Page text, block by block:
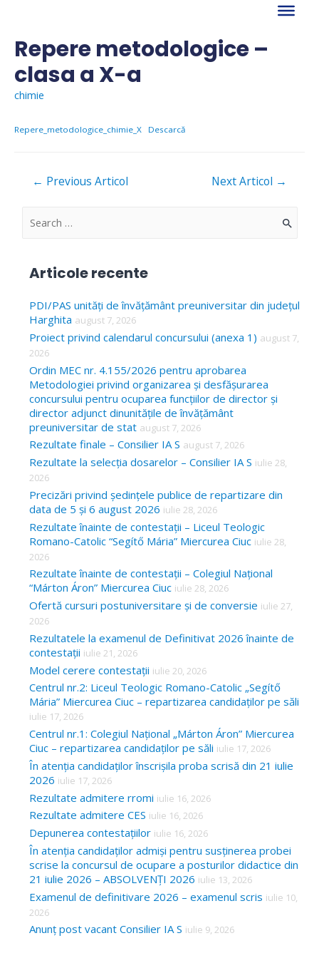
contentRepere metodologice –
clasa a X-a
chimie
Repere_metodologice_chimie_X Descarcă
Navigare
← Previous Articol Next Articol →
S
c
h
f
o
r
Articole recente
PDI/PAS unități de învățământ preuniversitar din județul
Harghita august 7, 2026
Proiect privind calendarul concursului (anexa 1) august 7,
2026
Ordin MEC nr. 4.155/2026 pentru aprobarea
Metodologiei privind organizarea și desfășurarea
concursului pentru ocuparea funcțiilor de director și
director adjunct dinunitățile de învățământ
preuniversitar de stat august 7, 2026
Rezultate finale – Consilier IA S august 7, 2026
Rezultate la selecția dosarelor – Consilier IA S iulie 28,
2026
Precizări privind ședințele publice de repartizare din
data de 5 și 6 august 2026 iulie 28, 2026
Rezultate înainte de contestații – Liceul Teologic
Romano-Catolic “Segítő Mária” Miercurea Ciuc iulie 28,
2026
Rezultate înainte de contestații – Colegiul Național
“Márton Áron” Miercurea Ciuc iulie 28, 2026
Ofertă cursuri postuniversitare și de conversie iulie 27,
2026
Rezultatele la examenul de Definitivat 2026 înainte de
contestații iulie 21, 2026
Model cerere contestații iulie 20, 2026
Centrul nr.2: Liceul Teologic Romano-Catolic „Segítő
Mária” Miercurea Ciuc – repartizarea candidaților pe săli
iulie 17, 2026
Centrul nr.1: Colegiul Național „Márton Áron” Miercurea
Ciuc – repartizarea candidaților pe săli iulie 17, 2026
În atenția candidaților înscrișila proba scrisă din 21 iulie
2026 iulie 17, 2026
Rezultate admitere rromi iulie 16, 2026
Rezultate admitere CES iulie 16, 2026
Depunerea contestațiilor iulie 16, 2026
În atenția candidaților admiși pentru susținerea probei
scrise la concursul de ocupare a posturilor didactice din
21 iulie 2026 – ABSOLVENȚI 2026 iulie 13, 2026
Examenul de definitivare 2026 – examenul scris iulie 10,
2026
Anunț post vacant Consilier IA S iulie 9, 2026